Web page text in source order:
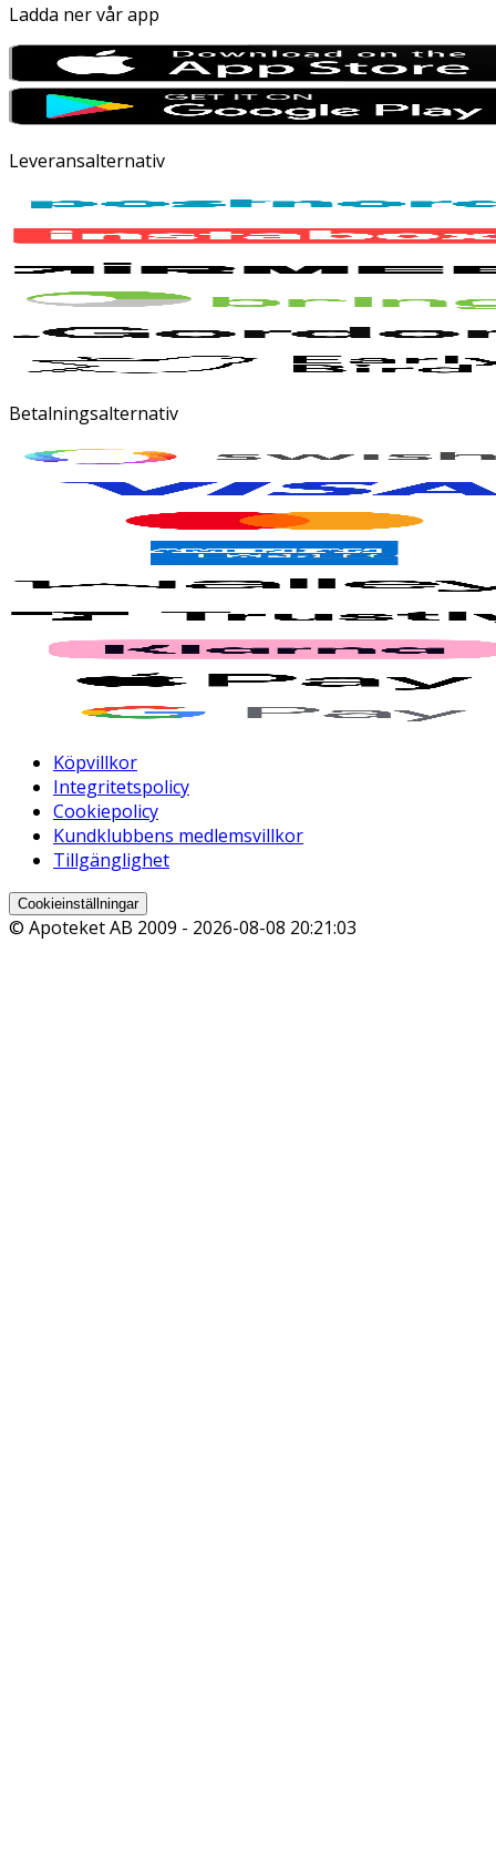
Ladda ner vår app
Leveransalternativ
Betalningsalternativ
Köpvillkor
Integritetspolicy
Cookiepolicy
Kundklubbens medlemsvillkor
Tillgänglighet
Cookieinställningar
© Apoteket AB 2009 - 2026-08-08 20:21:03